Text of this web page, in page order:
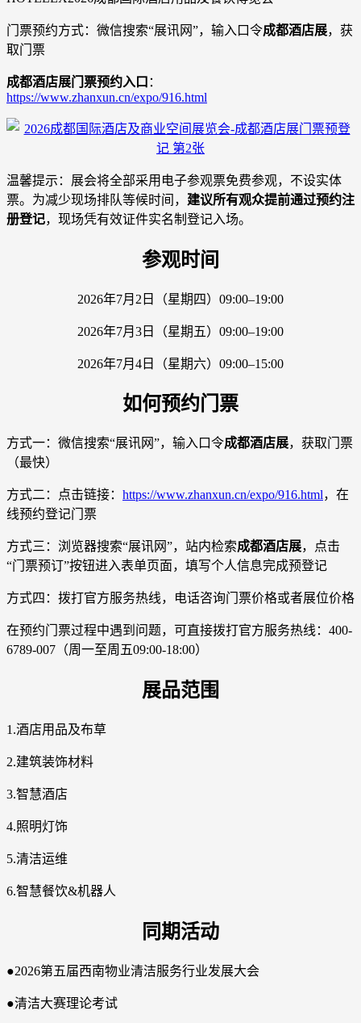
门票预约方式：微信搜索“展讯网”，输入口令成都酒店展，获
取门票
成都酒店展门票预约入口 ：
https://www.zhanxun.cn/expo/916.html
温馨提示：展会将全部采用电子参观票免费参观，不设实体
票。为减少现场排队等候时间， 建议所有观众提前通过预约注
册登记，现场凭有效证件实名制登记入场。
参观时间
2026年7月2日（星期四）09:00–19:00
2026年7月3日（星期五）09:00–19:00
2026年7月4日（星期六）09:00–15:00
如何预约门票
方式一：微信搜索“展讯网”，输入口令成都酒店展，获取门票
（最快）
方式二：点击链接： https://www.zhanxun.cn/expo/916.html，在
线预约登记门票
方式三：浏览器搜索“展讯网”，站内检索成都酒店展，点击
“门票预订”按钮进入表单页面，填写个人信息完成预登记
方式四：拨打官方服务热线，电话咨询门票价格或者展位价格
在预约门票过程中遇到问题，可直接拨打官方服务热线：400-
6789-007（周一至周五09:00-18:00）
展品范围
1.酒店用品及布草
2.建筑装饰材料
3.智慧酒店
4.照明灯饰
5.清洁运维
6.智慧餐饮&机器人
同期活动
●2026第五届西南物业清洁服务行业发展大会
●清洁大赛理论考试